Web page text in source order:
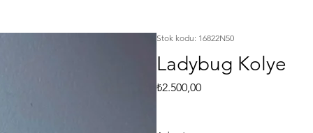
Stok kodu: 16822N50
Ladybug Kolye
₺2.500,00Fiyat